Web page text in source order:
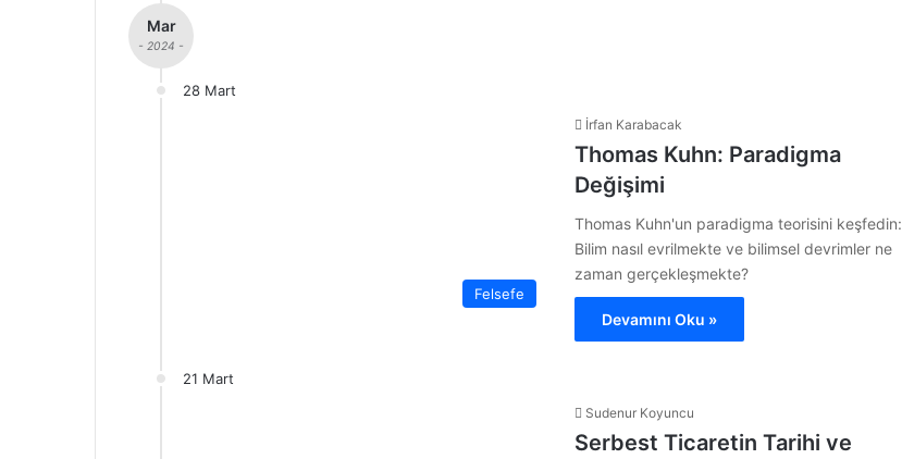
Mar
- 2024 -
28 Mart
Felsefe
İrfan Karabacak
Thomas Kuhn: Paradigma
Değişimi
Thomas Kuhn'un paradigma teorisini keşfedin:
Bilim nasıl evrilmekte ve bilimsel devrimler ne
zaman gerçekleşmekte?
Devamını Oku »
21 Mart
Sudenur Koyuncu
Serbest Ticaretin Tarihi ve